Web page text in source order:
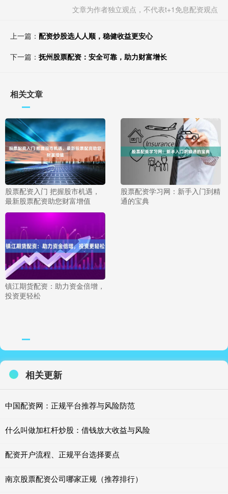
文章为作者独立观点，不代表t+1免息配资观点
上一篇： 配资炒股选人人顺，稳健收益更安心
下一篇： 抚州股票配资：安全可靠，助力财富增长
相关文章
股票配资入门 把握股市机遇，
最新股票配资助您财富增值
股票配资学习网：新手入门到精
通的宝典
镇江期货配资：助力资金倍增，
投资更轻松
相关更新
中国配资网：正规平台推荐与风险防范
什么叫做加杠杆炒股：借钱放大收益与风险
配资开户流程、正规平台选择要点
南京股票配资公司哪家正规（推荐排行）